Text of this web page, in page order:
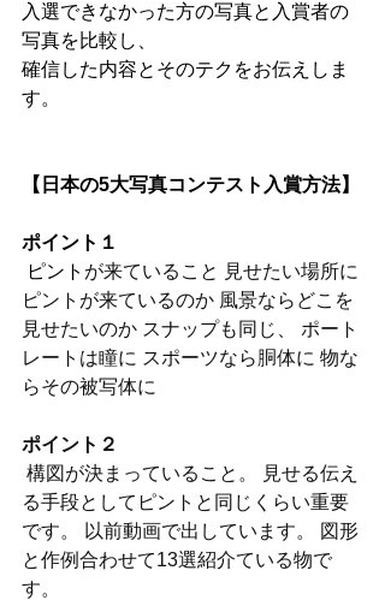
入選できなかった方の写真と入賞者の
写真を比較し、
確信した内容とそのテクをお伝えしま
す。
【日本の5大写真コンテスト入賞方法】
ポイント１
ピント が来ていること 見せたい場所に
ピントが来ているのか 風景ならどこを
見せたいのか スナップも同じ、 ポート
レートは瞳に スポーツなら胴体に 物な
らその被写体に
ポイント２
る手段としてピントと同じくらい重要
です。 以前動画で出しています。 図形
と作例合わせて13選紹介ている物で
す。